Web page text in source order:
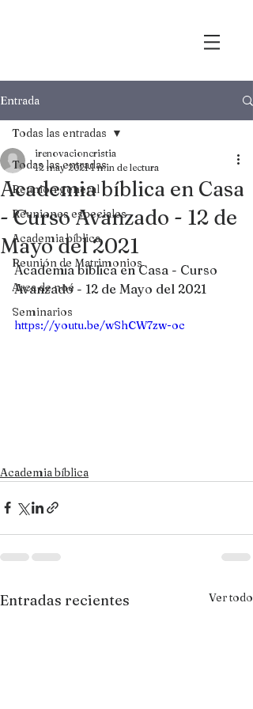
Entrada
Todas las entradas
Reunión general
Reuniones especiales
Academia bíblica
Reunión de Matrimonios
Arca de noé
Seminarios
Todas las entradas
Academia bíblica en Casa
- Curso Avanzado - 12 de
Mayo del 2021
irenovacioncristia
12 may 2021 1 min de lectura
Academia bíblica en Casa - Curso
Avanzado - 12 de Mayo del 2021
https://youtu.be/wShCW7zw-oc
Academia bíblica
Entradas recientes Ver todo